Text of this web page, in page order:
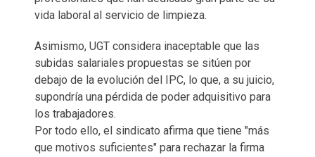
vida laboral al servicio de limpieza.
Asimismo, UGT considera inaceptable que las
subidas salariales propuestas se sitúen por
debajo de la evolución del IPC, lo que, a su juicio,
supondría una pérdida de poder adquisitivo para
los trabajadores.
Por todo ello, el sindicato afirma que tiene "más
que motivos suficientes" para rechazar la firma